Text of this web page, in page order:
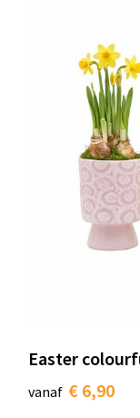
Easter
vanaf € 6,90